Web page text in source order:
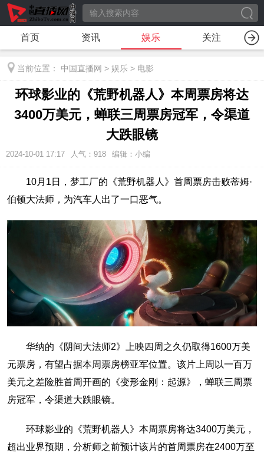
首页 资讯 娱乐 关注
当前位置： 中国直播网 > 娱乐 > 电影
环球影业的《荒野机器人》本周票房将达
3400万美元，蝉联三周票房冠军，令渠道
大跌眼镜
2024-10-01 17:17 人气： 918 编辑：小编
10月1日，梦工厂的《荒野机器人》首周票房击败蒂姆·
伯顿大法师，为汽车人出了一口恶气。
华纳的《阴间大法师2》上映四周之久仍取得1600万美
元票房，有望占据本周票房榜亚军位置。该片上周以一百万
美元之差险胜首周开画的《变形金刚：起源》，蝉联三周票
房冠军，令渠道大跌眼镜。
环球影业的《荒野机器人》本周票房将达3400万美元，
超出业界预期，分析师之前预计该片的首周票房在2400万至